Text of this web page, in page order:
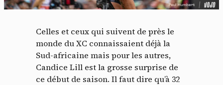
Celles et ceux qui suivent de près le
monde du XC connaissaient déjà la
Sud-africaine mais pour les autres,
Candice Lill est la grosse surprise de
ce début de saison. Il faut dire qu’à 32